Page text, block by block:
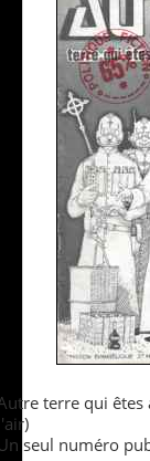
terre qui êtes
seul numéro